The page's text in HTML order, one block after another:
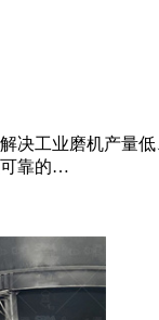
决工业磨机产量
可靠的…